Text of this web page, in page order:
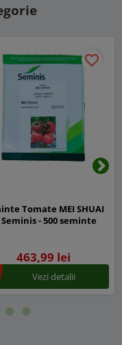
favorite_border
Tomate MEI SHUAI
Seminis - 500 seminte
463,99 lei
Vezi detalii